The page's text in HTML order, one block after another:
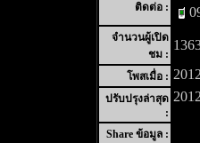
ติดต่อ :
จำนวนผู้เปิด
ชม :
โพสเมื่อ :
ปรับปรุงล่าสุด
:
Share ข้อมูล :